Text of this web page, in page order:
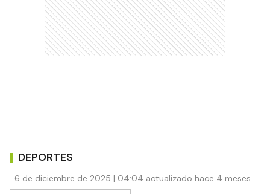
DEPORTES
6 de diciembre de 2025 | 04:04 actualizado hace 4 meses